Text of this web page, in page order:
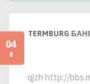
04
8
TERMBURG
qjzh http://